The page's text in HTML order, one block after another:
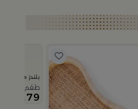
بلندز هوم
طقم فناجيل قهوة 6 قطع متعدد
179